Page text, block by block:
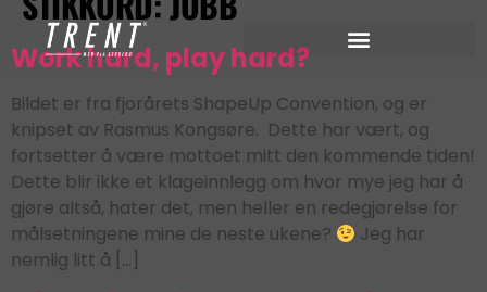
Work hard, play hard?
Bildet er fra fjorårets ShapeUp Convention, og er
knipset av Rasmus Kongsøre. Dette har vært, og
fortsetter å være mottoet mitt den kommende tiden!
Dette blir ikke et klageinnlegg om hvor mye jeg har å
gjøre altså, hater det, men heller en redegjørelse for
målsetningene mine de neste ukene?
Jeg har
nemlig litt å […]